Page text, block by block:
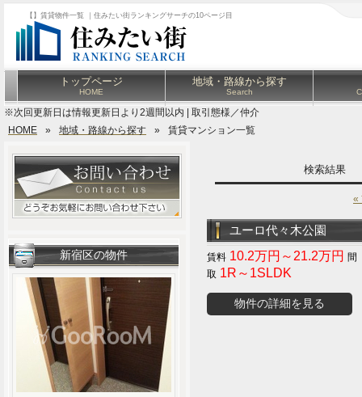
【】賃貸物件一覧 ｜住みたい街ランキングサーチの10ページ目
トップページ
HOME
地域・路線から探す
Search
※次回更新日は情報更新日より2週間以内 | 取引態様／仲介
HOME
» 地域・路線から探す » 賃貸マンション一覧
検索結果
«
ユーロ代々木公園
10.2万円～21.2万円
1R～1SLDK
物件の詳細を見る
新宿区の物件